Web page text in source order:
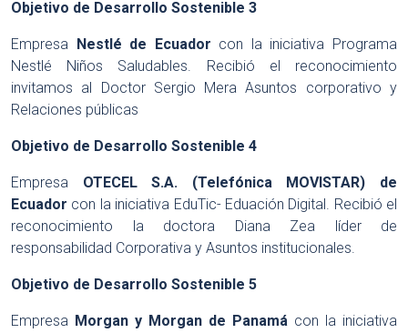
Objetivo de Desarrollo Sostenible 3
Empresa Nestlé de Ecuador con la iniciativa Programa
Nestlé Niños Saludables. Recibió el reconocimiento
invitamos al Doctor Sergio Mera Asuntos corporativo y
Relaciones públicas
Objetivo de Desarrollo Sostenible 4
Empresa OTECEL S.A. (Telefónica MOVISTAR) de
Ecuador con la iniciativa EduTic- Eduación Digital. Recibió el
reconocimiento la doctora Diana Zea líder de
responsabilidad Corporativa y Asuntos institucionales.
Objetivo de Desarrollo Sostenible 5
Empresa Morgan y Morgan de Panamá con la iniciativa